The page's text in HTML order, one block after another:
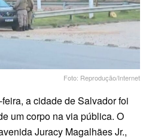
Foto: Reprodução/Internet
a cidade de Salvador foi
um corpo na via pública. O
Juracy Magalhães Jr.,